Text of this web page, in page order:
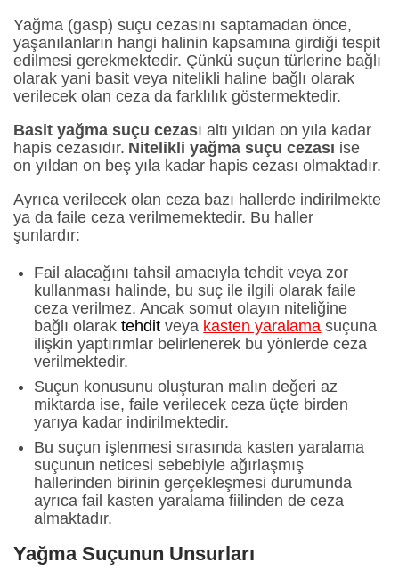
Yağma (gasp) suçu cezasını saptamadan önce,
yaşanılanların hangi halinin kapsamına girdiği tespit
edilmesi gerekmektedir. Çünkü suçun türlerine bağlı
olarak yani basit veya nitelikli haline bağlı olarak
verilecek olan ceza da farklılık göstermektedir.
Basit yağma suçu cezası altı yıldan on yıla kadar
hapis cezasıdır. Nitelikli yağma suçu cezası ise
on yıldan on beş yıla kadar hapis cezası olmaktadır.
Ayrıca verilecek olan ceza bazı hallerde indirilmekte
ya da faile ceza verilmemektedir. Bu haller
şunlardır:
Fail alacağını tahsil amacıyla tehdit veya zor
kullanması halinde, bu suç ile ilgili olarak faile
ceza verilmez. Ancak somut olayın niteliğine
bağlı olaraktehdit veya kasten yaralama suçuna
ilişkin yaptırımlar belirlenerek bu yönlerde ceza
verilmektedir.
Suçun konusunu oluşturan malın değeri az
miktarda ise, faile verilecek ceza üçte birden
yarıya kadar indirilmektedir.
Bu suçun işlenmesi sırasında kasten yaralama
suçunun neticesi sebebiyle ağırlaşmış
hallerinden birinin gerçekleşmesi durumunda
ayrıca fail kasten yaralama fiilinden de ceza
almaktadır.
Yağma Suçunun Unsurları